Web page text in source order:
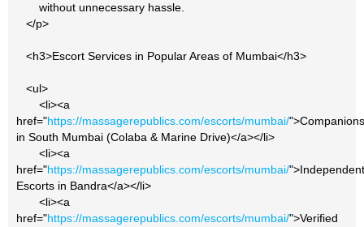
without unnecessary hassle.
</p>
<h3>Escort Services in Popular Areas of Mumbai</h3>
<ul>
<li><a
href="https://massagerepublics.com/escorts/mumbai/">Companions
in South Mumbai (Colaba & Marine Drive)</a></li>
<li><a
href="https://massagerepublics.com/escorts/mumbai/">Independent
Escorts in Bandra</a></li>
<li><a
href="https://massagerepublics.com/escorts/mumbai/">Verified